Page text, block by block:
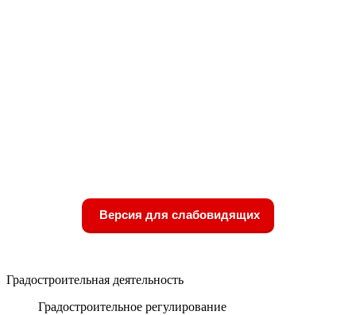
Версия для слабовидящих
Градостроительная деятельность
Градостроительное регулирование